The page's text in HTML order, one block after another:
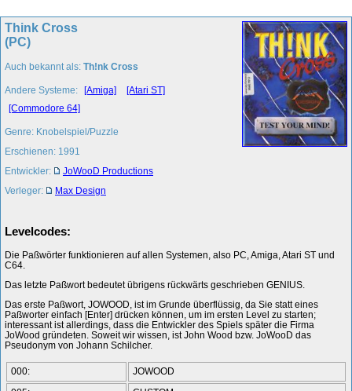
Think Cross
(PC)
Auch bekannt als: Th!nk Cross
Andere Systeme: [Amiga]
[Atari ST]
[Commodore 64]
Genre: Knobelspiel/Puzzle
Erschienen: 1991
Entwickler:
JoWooD Productions
Verleger:
Max Design
Levelcodes:
Die Paßwörter funktionieren auf allen Systemen, also PC, Amiga, Atari ST und
C64.
Das letzte Paßwort bedeutet übrigens rückwärts geschrieben GENIUS.
Das erste Paßwort, JOWOOD, ist im Grunde überflüssig, da Sie statt eines
Paßworter einfach [Enter] drücken können, um im ersten Level zu starten;
interessant ist allerdings, dass die Entwickler des Spiels später die Firma
JoWood gründeten. Soweit wir wissen, ist John Wood bzw. JoWooD das
Pseudonym von Johann Schilcher.
000:
JOWOOD